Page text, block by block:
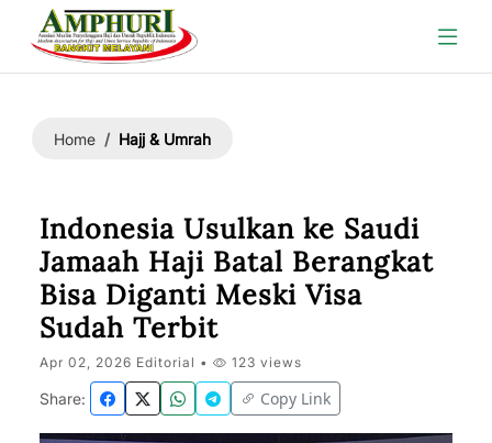
Home Hajj & Umrah
Indonesia Usulkan ke Saudi
Jamaah Haji Batal Berangkat
Bisa Diganti Meski Visa
Sudah Terbit
Apr 02, 2026 Editorial • 123 views
Share: Copy Link